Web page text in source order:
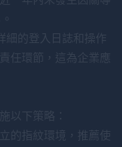
細的登入日誌和操作
任環節，這為企業應
以下策略：
的指紋環境，推薦使